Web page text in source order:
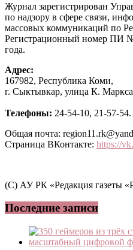
Журнал зарегистрирован
по надзору в сфере связи,
массовых коммуникаций по
Регистрационный номер ПИ
года.
Адрес:
167982, Республика Коми,
г. Сыктывкар, улица К.
Телефоны: 24-54-10, 21-57-54.
Общая почта:
Страница ВКонтакте: https://
(C) АУ РК «Редакция газеты
Последние записи